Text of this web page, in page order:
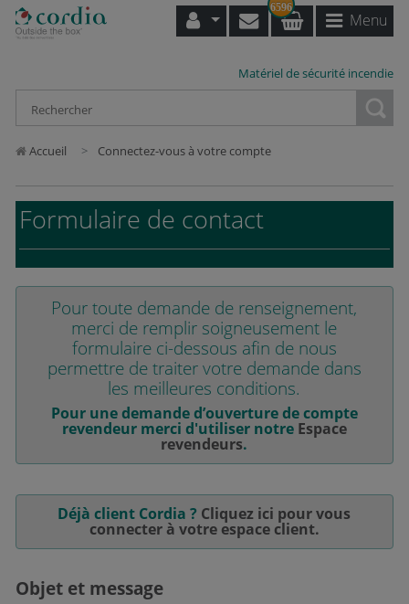
6596
Menu
Matériel de sécurité incendie
Accueil Connectez-vous à votre compte
Formulaire de contact
Pour toute demande de renseignement,
merci de remplir soigneusement le
formulaire ci-dessous afin de nous
permettre de traiter votre demande dans
les meilleures conditions.
Pour une demande d’ouverture de compte
revendeur merci d'utiliser notre Espace
revendeurs.
Déjà client Cordia ? Cliquez ici pour vous
connecter à votre espace client.
Objet et message